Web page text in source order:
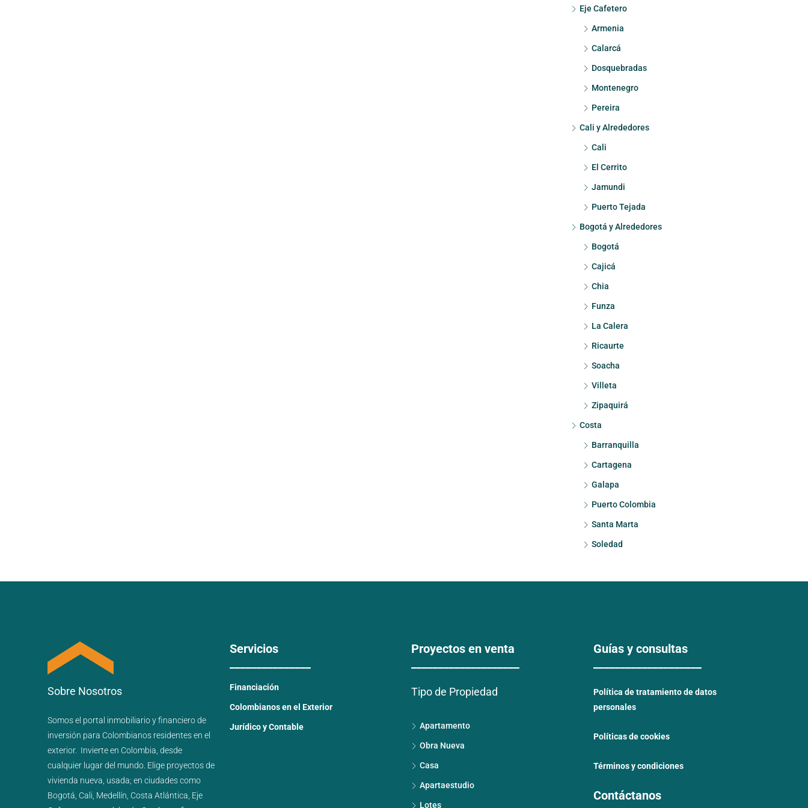
Eje Cafetero
Armenia
Calarcá
Dosquebradas
Montenegro
Pereira
Cali y Alrededores
Cali
El Cerrito
Jamundi
Puerto Tejada
Bogotá y Alrededores
Bogotá
Cajicá
Chia
Funza
La Calera
Ricaurte
Soacha
Villeta
Zipaquirá
Costa
Barranquilla
Cartagena
Galapa
Puerto Colombia
Santa Marta
Soledad
Sobre Nosotros
Somos el portal inmobiliarioyfinancierode
inversión para Colombianos residentes en el
exterior. Invierte en Colombia, desde
cualquier lugar del mundo. Elige proyectos de
vivienda nueva usada; en ciudades como
Bogotá Cali Medellín Costa Atlántica Eje
Servicios
Financiación
Colombianos en el Exterior
Jurídico y Contable
Proyectos en venta
Tipo de Propiedad
Apartamento
Obra Nueva
Casa
Apartaestudio
Lotes
Guías y consultas
Política de tratamiento de datos
personales
Políticas de cookies
Términos y condiciones
Contáctanos